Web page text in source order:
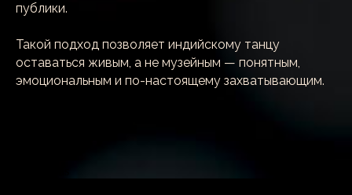
публики.
Такой подход позволяет индийскому танцу
оставаться живым, а не музейным — понятным,
эмоциональным и по-настоящему захватывающим.